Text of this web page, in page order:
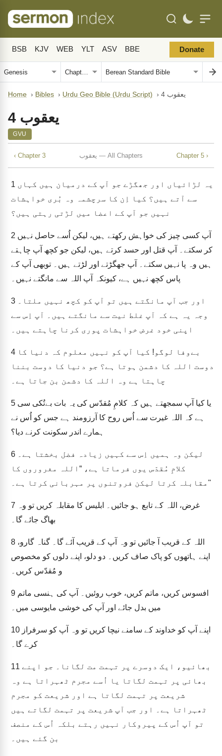
BSB KJV WEB YLT ASV BBE Donate
Home › Bibles › Urdu Geo Bible (Urdu Script) › یعقوب 4
یعقوب 4
GVU
‹ Chapter 3 یعقوب — All Chapters Chapter 5 ›
1
سے آتے ہیں؟ کیا اِن کا سرچشمہ وہ بُری خواہشات
نہیں جو آپ کے اعضا میں لڑتی رہتی ہیں؟
2
کر سکتے۔ آپ قتل اور حسد کرتے ہیں، لیکن جو کچھ آپ چاہتے
ہیں وہ پا نہیں سکتے۔ آپ جھگڑتے اور لڑتے ہیں۔ توبھی آپ کے
پاس کچھ نہیں ہے، کیونکہ آپ اللہ سے مانگتے نہیں۔
3
وجہ یہ ہے کہ آپ غلط نیت سے مانگتے ہیں۔ آپ اِس سے
اپنی خود غرض خواہشات پوری کرنا چاہتے ہیں۔
4
دوست اللہ کا دشمن ہوتا ہے؟ جو دنیا کا دوست بننا
چاہتا ہے وہ اللہ کا دشمن بن جاتا ہے۔
5
ہے کہ اللہ غیرت سے اُس روح کا آرزومند ہے جس کو اُس نے
ہمارے اندر سکونت کرنے دیا؟
6
کلامِ مُقدّس یوں فرماتا ہے، “اللہ مغروروں کا
مقابلہ کرتا لیکن فروتنوں پر مہربانی کرتا ہے۔"
7
بھاگ جائے گا۔
8
اپنے ہاتھوں کو پاک صاف کریں۔ دو دلو، اپنے دلوں کو مخصوص
و مُقدّس کریں۔
9
میں بدل جائے اور آپ کی خوشی مایوسی میں۔
10
کرے گا۔
11
بھائی پر تہمت لگاتا یا اُسے مجرم ٹھہراتا ہے وہ
شریعت پر تہمت لگاتا ہے اور شریعت کو مجرم
ٹھہراتا ہے۔ اور جب آپ شریعت پر تہمت لگاتے ہیں
تو آپ اُس کے پیروکار نہیں رہتے بلکہ اُس کے منصف
بن گئے ہیں۔